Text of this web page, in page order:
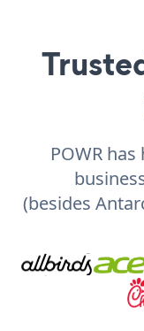
POWR
(besides